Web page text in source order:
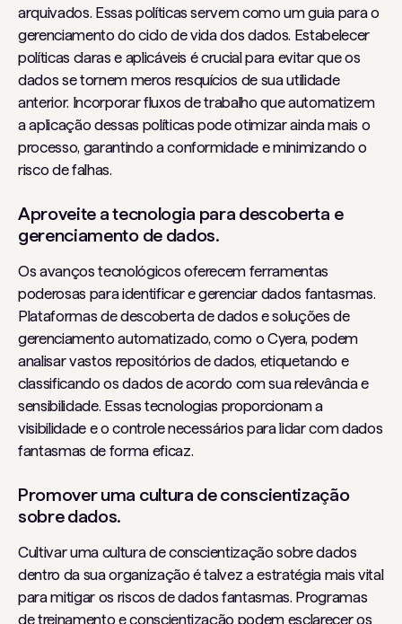
arquivados. Essas políticas servem como um guia para o
gerenciamento do ciclo de vida dos dados. Estabelecer
políticas claras e aplicáveis ​​é crucial para evitar que os
dados se tornem meros resquícios de sua utilidade
anterior. Incorporar fluxos de trabalho que automatizem
a aplicação dessas políticas pode otimizar ainda mais o
processo, garantindo a conformidade e minimizando o
risco de falhas.
Aproveite a tecnologia para descoberta e
gerenciamento de dados.
Os avanços tecnológicos oferecem ferramentas
poderosas para identificar e gerenciar dados fantasmas.
Plataformas de descoberta de dados e soluções de
gerenciamento automatizado, como o Cyera, podem
analisar vastos repositórios de dados, etiquetando e
classificando os dados de acordo com sua relevância e
sensibilidade. Essas tecnologias proporcionam a
visibilidade e o controle necessários para lidar com dados
fantasmas de forma eficaz.
Promover uma cultura de conscientização
sobre dados.
Cultivar uma cultura de conscientização sobre dados
dentro da sua organização é talvez a estratégia mais vital
para mitigar os riscos de dados fantasmas. Programas
de treinamento e conscientização podem esclarecer os